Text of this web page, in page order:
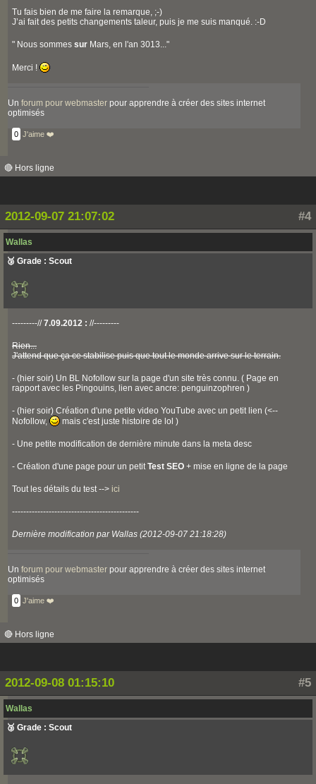
Tu fais bien de me faire la remarque, ;-)
J’ai fait des petits changements taleur, puis je me suis manqué. :-D
" Nous sommes sur Mars, en l'an 3013..."
Merci !
Un forum pour webmaster pour apprendre à créer des sites internet
optimisés
0 J'aime ❤️
🔴 Hors ligne
#4
2012-09-07 21:07:02
Wallas
🥉 Grade : Scout
---------//7.09.2012 : //---------
Rien...
J'attend que ça ce stabilise puis que tout le monde arrive sur le terrain.
- (hier soir) Un BL Nofollow sur la page d'un site très connu. ( Page en
rapport avec les Pingouins, lien avec ancre: penguinzophren )
- (hier soir) Création d'une petite video YouTube avec un petit lien (<--
Nofollow,
mais c'est juste histoire de lol )
- Une petite modification de dernière minute dans la meta desc
- Création d'une page pour un petitTest SEO + mise en ligne de la page
Tout les détails du test --> ici
---------------------------------------------
Dernière modification par Wallas (2012-09-07 21:18:28)
Un forum pour webmaster pour apprendre à créer des sites internet
optimisés
0 J'aime ❤️
🔴 Hors ligne
#5
2012-09-08 01:15:10
Wallas
🥉 Grade : Scout